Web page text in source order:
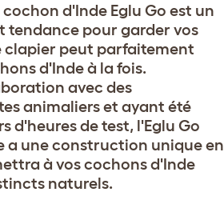
d'Inde Eglu Go est un
tendance pour garder vos
clapier peut parfaitement
d'Inde à la fois.
avec des
animaliers et ayant été
d'heures de test, l'Eglu Go
a une construction unique en
à vos cochons d'Inde
naturels.